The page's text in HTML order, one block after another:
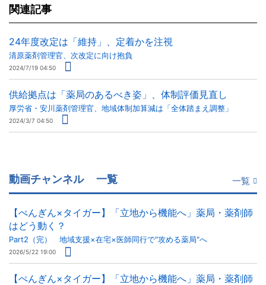
関連記事
24年度改定は「維持」、定着かを注視
清原薬剤管理官、次改定に向け抱負
2024/7/19 04:50
供給拠点は「薬局のあるべき姿」、体制評価見直し
厚労省・安川薬剤管理官、地域体制加算減は「全体踏まえ調整」
2024/3/7 04:50
動画チャンネル 一覧 一覧
【ぺんぎん×タイガー】「立地から機能へ」薬局・薬剤師
はどう動く？
Part2（完） 地域支援×在宅×医師同行で"攻める薬局"へ
2026/5/22 19:00
【ぺんぎん×タイガー】「立地から機能へ」薬局・薬剤師